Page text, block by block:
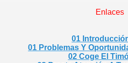
Enlaces
01
01 Problemas Y
02 Coge El